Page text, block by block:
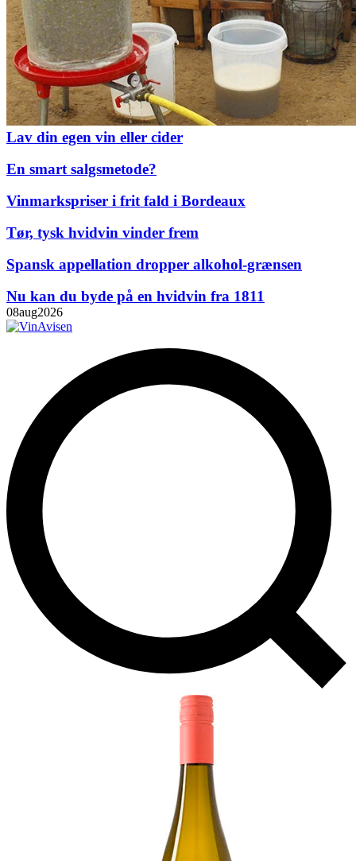
Lav din egen vin eller cider
En smart salgsmetode?
Vinmarkspriser i frit fald i Bordeaux
Tør, tysk hvidvin vinder frem
Spansk appellation dropper alkohol-grænsen
Nu kan du byde på en hvidvin fra 1811
08aug2026